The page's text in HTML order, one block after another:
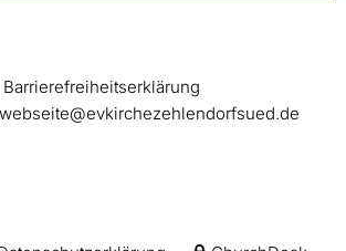
Barrierefreiheitserklärung
webseite@evkirchezehlendorfsued.de